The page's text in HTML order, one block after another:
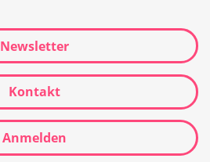
Newsletter
Kontakt
Anmelden